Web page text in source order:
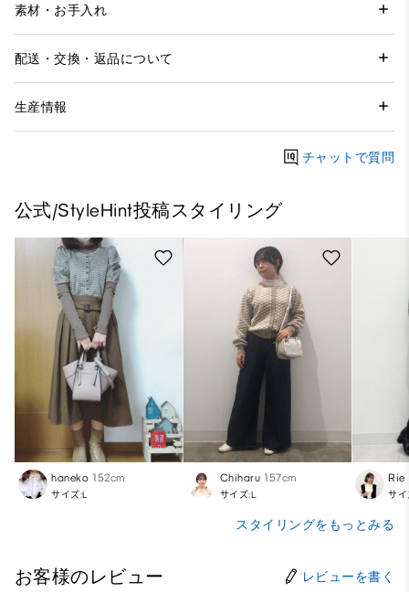
素材・お手入れ
配送・交換・返品について
生産情報
チャットで質問
公式/StyleHint投稿スタイリング
haneko 152cm
サイズ:L
Chiharu 157cm
サイズ:L
Rie
サ
スタイリングをもっとみる
お客様のレビュー レビューを書く